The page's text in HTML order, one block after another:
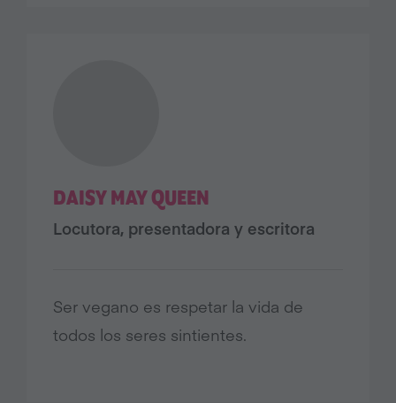
DAISY MAY QUEEN
Locutora, presentadora y escritora
Ser vegano es respetar la vida de
todos los seres sintientes.